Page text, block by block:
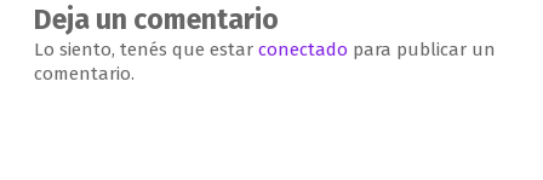
Deja un comentario
Lo siento, tenés que estar conectado para publicar un
comentario.